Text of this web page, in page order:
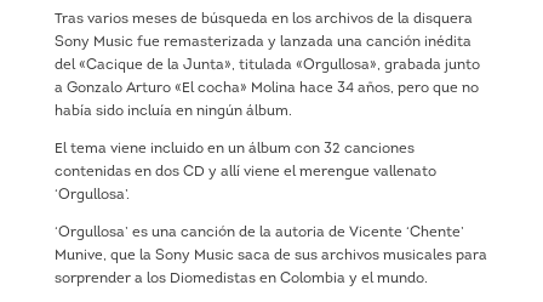
Tras varios meses de búsqueda en los archivos de la disquera
Sony Music fue remasterizada y lanzada una canción inédita
del «Cacique de la Junta», titulada «Orgullosa», grabada junto
a Gonzalo Arturo «El cocha» Molina hace 34 años, pero que no
había sido incluía en ningún álbum.
El tema viene incluido en un álbum con 32 canciones
contenidas en dos CD y allí viene el merengue vallenato
‘Orgullosa’.
‘Orgullosa’ es una canción de la autoria de Vicente ‘Chente’
Munive, que la Sony Music saca de sus archivos musicales para
sorprender a los Diomedistas en Colombia y el mundo.